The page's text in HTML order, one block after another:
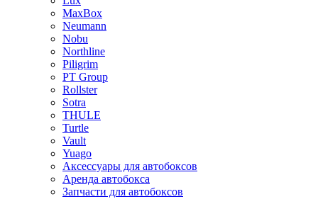
MaxBox
Neumann
Nobu
Northline
Piligrim
PT Group
Rollster
Sotra
THULE
Turtle
Vault
Yuago
Аксессуары для автобоксов
Аренда автобокса
Запчасти для автобоксов